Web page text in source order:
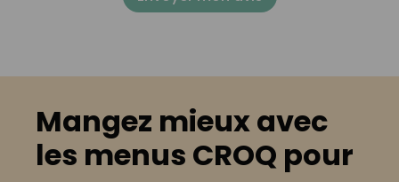
Mangez mieux avec
les menus CROQ pour